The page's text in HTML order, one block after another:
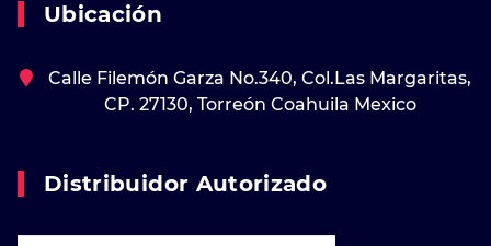
Ubicación
Calle Filemón Garza No.340, Col.Las Margaritas,
CP. 27130, Torreón Coahuila Mexico
Distribuidor Autorizado